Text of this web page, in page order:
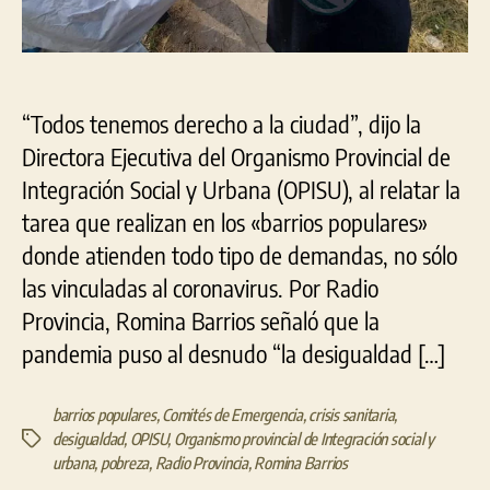
“Todos tenemos derecho a la ciudad”, dijo la
Directora Ejecutiva del Organismo Provincial de
Integración Social y Urbana (OPISU), al relatar la
tarea que realizan en los «barrios populares»
donde atienden todo tipo de demandas, no sólo
las vinculadas al coronavirus. Por Radio
Provincia, Romina Barrios señaló que la
pandemia puso al desnudo “la desigualdad […]
Etiquetas
barrios populares,Comités de Emergencia,crisis sanitaria,
desigualdad, OPISU, Organismo provincial de Integración social y
urbana, pobreza, Radio Provincia,Romina Barrios